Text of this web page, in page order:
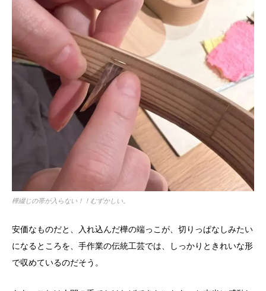
樺綴じの帯が入らない！！むずかしい。
安価なものだと、入れ込んだ樺の端っこが、切りっぱなしみたい
になるところを、手作業の伝統工芸では、しっかりときれいな形
で収めているのだそう。